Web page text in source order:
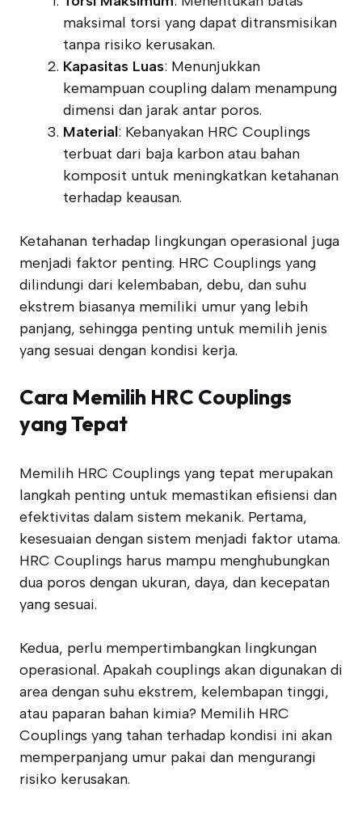
maksimal torsi yang dapat ditransmisikan
tanpa risiko kerusakan.
Kapasitas Luas: Menunjukkan
kemampuan coupling dalam menampung
dimensi dan jarak antar poros.
Material: Kebanyakan HRC Couplings
terbuat dari baja karbon atau bahan
komposit untuk meningkatkan ketahanan
terhadap keausan.
Ketahanan terhadap lingkungan operasional juga
menjadi faktor penting. HRC Couplings yang
dilindungi dari kelembaban, debu, dan suhu
ekstrem biasanya memiliki umur yang lebih
panjang, sehingga penting untuk memilih jenis
yang sesuai dengan kondisi kerja.
Cara Memilih HRC Couplings
yang Tepat
Memilih HRC Couplings yang tepat merupakan
langkah penting untuk memastikan efisiensi dan
efektivitas dalam sistem mekanik. Pertama,
kesesuaian dengan sistem menjadi faktor utama.
HRC Couplings harus mampu menghubungkan
dua poros dengan ukuran, daya, dan kecepatan
yang sesuai.
Kedua, perlu mempertimbangkan lingkungan
operasional. Apakah couplings akan digunakan di
area dengan suhu ekstrem, kelembapan tinggi,
atau paparan bahan kimia? Memilih HRC
Couplings yang tahan terhadap kondisi ini akan
memperpanjang umur pakai dan mengurangi
risiko kerusakan.